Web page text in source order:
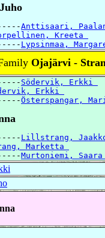
Anttisaari,
Kreeta
Lypsinmaa,
Ojajärvi -
Södervik, Erkki
Erkki
Österspangar,
Lillstrang,
Marketta
Murtoniemi, Saara